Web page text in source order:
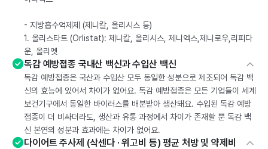
- 지방흡수억제제 (제니칼, 올리시스 등)
1. 올리스타트 (Orlistat): 제니칼, 올리시스, 제니엑스,제니로우,리피다
운, 올리엣
독감 예방접종 국내산 백신과 수입산 백신
독감 예방접종은 국산과 수입산 모두 동일한 성분으로 제조되어 독감 백
신의 효능에 있어서 차이가 없어요. 독감 예방접종은 모든 기업들이 세계
보건기구에서 동일한 바이러스를 배분받아 생산돼요. 수입된 독감 예방
접종이 더 비싸더라도, 생산과 유통 과정에서 차이가 존재할 뿐 독감 백
신 본연의 성분과 효과에는 차이가 없어요.
다이어트 주사제 (삭센다 · 위고비 등) 평균 처방 및 약제비